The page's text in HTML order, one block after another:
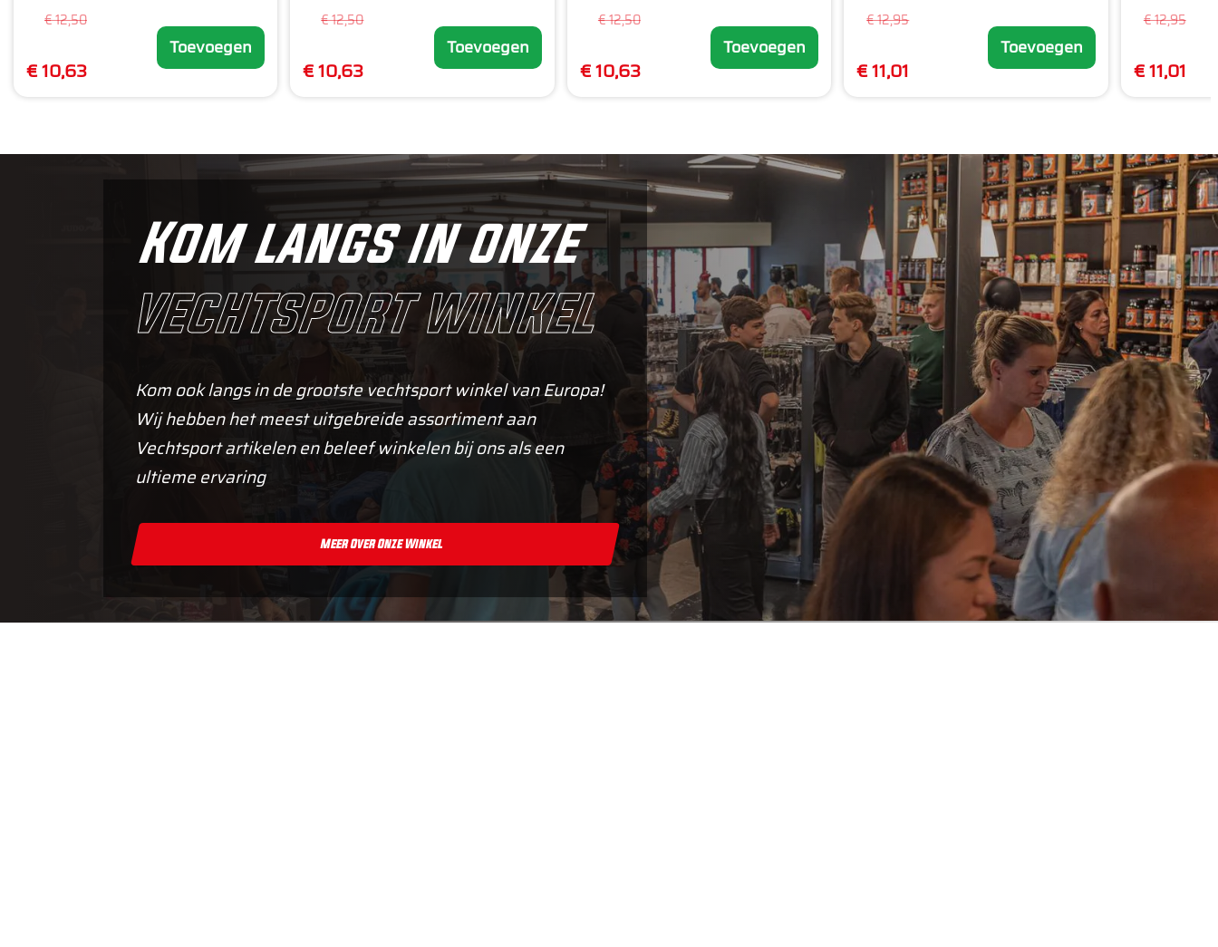
€ 12,50
€ 10,63
Toevoegen
€ 12,50
€ 10,63
Toevoegen
€ 12,50
€ 10,63
Toevoegen
€ 12,95
€ 11,01
Toevoegen
€ 12,95
€ 11,01
Kom langs in onze
vechtsport winkel
Kom ook langs in de grootste vechtsport winkel van Europa!
Wij hebben het meest uitgebreide assortiment aan
Vechtsport artikelen en beleef winkelen bij ons als een
ultieme ervaring
Meer Over Onze Winkel